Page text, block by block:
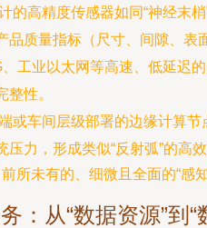
的高精度传感器如同“神经末
品质量指标（尺寸、间隙、表
工业以太网等高速、低延迟
整性。
或车间层级部署的边缘计算
力，形成类似“反射弧”的高效
所未有的、细微且全面的“感
：从“数据资源”到“